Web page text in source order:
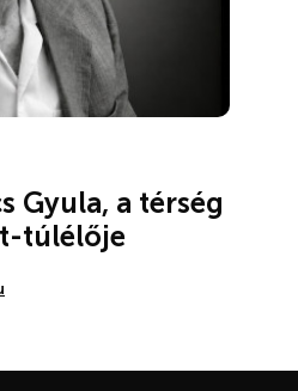
Gyula, a térség
túlélője